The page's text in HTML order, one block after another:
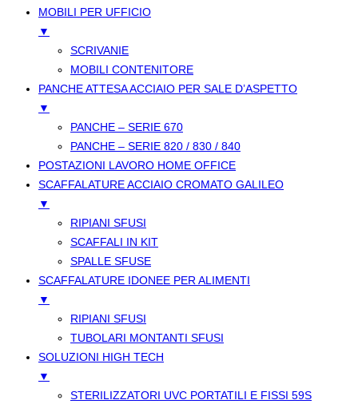
MOBILI PER UFFICIO
▼
SCRIVANIE
MOBILI CONTENITORE
PANCHE ATTESA ACCIAIO PER SALE D’ASPETTO
▼
PANCHE – SERIE 670
PANCHE – SERIE 820 / 830 / 840
POSTAZIONI LAVORO HOME OFFICE
SCAFFALATURE ACCIAIO CROMATO GALILEO
▼
RIPIANI SFUSI
SCAFFALI IN KIT
SPALLE SFUSE
SCAFFALATURE IDONEE PER ALIMENTI
▼
RIPIANI SFUSI
TUBOLARI MONTANTI SFUSI
SOLUZIONI HIGH TECH
▼
STERILIZZATORI UVC PORTATILI E FISSI 59S